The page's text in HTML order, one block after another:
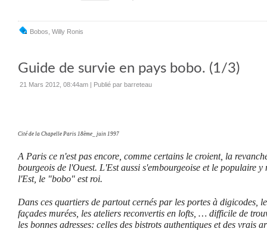
Bobos Willy Ronis
Guide de survie en pays bobo. (1/3)
21 Mars 2012, 08:44am | Publié par barreteau
Cité de la Chapelle Paris 18ème_ juin 1997
A Paris ce n'est pas encore, comme certains le croient, la
bourgeois de l'Ouest. L'Est aussi s'embourgeoise et le populaire
l'Est, le "bobo" est roi.
Dans ces quartiers de partout cernés par les portes à digicodes,
façades murées, les ateliers reconvertis en lofts, … difficile de
les bonnes adresses: celles des bistrots authentiques et des vrais